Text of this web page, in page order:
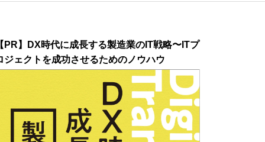
PR】DX時代に成長する製造業のIT戦略〜ITプ
ジェクトを成功させるためのノウハウ